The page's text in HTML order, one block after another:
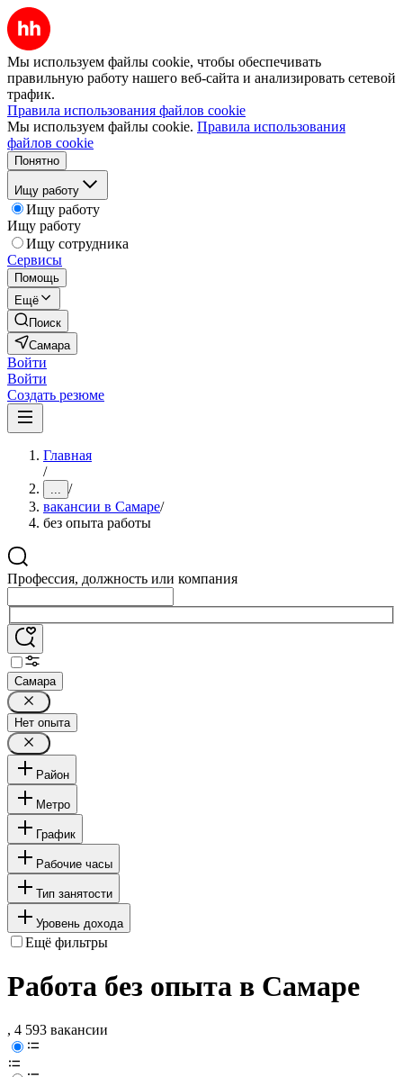
Мы используем файлы cookie, чтобы обеспечивать
правильную работу нашего веб-сайта и анализировать сетевой
трафик.
Правила использования файлов cookie
Мы используем файлы cookie. Правила использования
файлов cookie
Понятно
Ищу работу
Ищу работу
Ищу работу
Ищу сотрудника
Сервисы
Помощь
Ещё
Поиск
Самара
Войти
Войти
Создать резюме
Главная
/
... /
вакансии в Самаре/
без опыта работы
Профессия, должность или компания
Самара
Нет опыта
Район
Метро
График
Рабочие часы
Тип занятости
Уровень дохода
Ещё фильтры
Работа без опыта в Самаре
, 4 593 вакансии